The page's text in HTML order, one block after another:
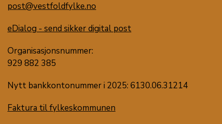
post@vestfoldfylke.no
eDialog - send sikker digital post
Organisasjonsnummer:
929 882 385
Nytt bankkontonummer i 2025: 6130.06.31214
Faktura til fylkeskommunen